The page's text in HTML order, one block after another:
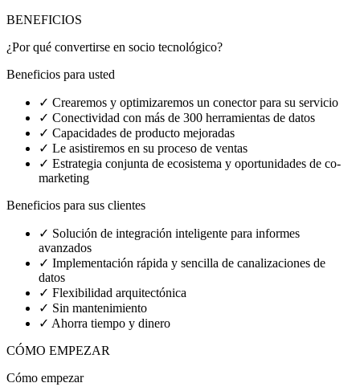
BENEFICIOS
¿Por qué convertirse en socio tecnológico?
Beneficios para usted
✓ Crearemos y optimizaremos un conector para su servicio
✓ Conectividad con más de 300 herramientas de datos
✓ Capacidades de producto mejoradas
✓ Le asistiremos en su proceso de ventas
✓ Estrategia conjunta de ecosistema y oportunidades de co-
marketing
Beneficios para sus clientes
✓ Solución de integración inteligente para informes
avanzados
✓ Implementación rápida y sencilla de canalizaciones de
datos
✓ Flexibilidad arquitectónica
✓ Sin mantenimiento
✓ Ahorra tiempo y dinero
CÓMO EMPEZAR
Cómo empezar